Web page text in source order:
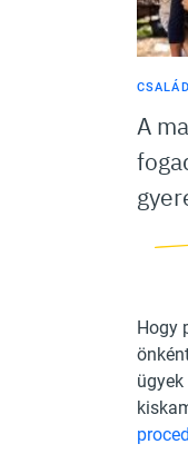
CSALÁD
A
Hogy